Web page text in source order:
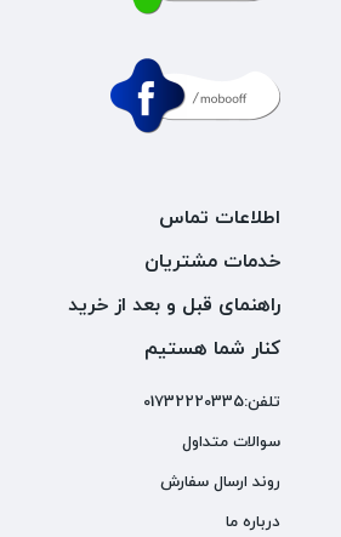
اطلاعات تماس
خدمات مشتریان
راهنمای قبل و بعد از خرید
کنار شما هستیم
تلفن:01732220335
سوالات متداول
روند ارسال سفارش
درباره ما